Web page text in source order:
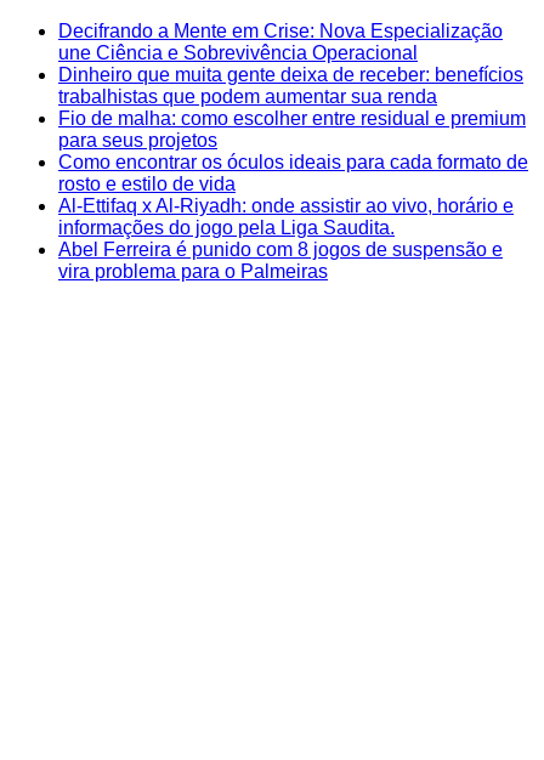
Decifrando a Mente em Crise: Nova Especialização
une Ciência e Sobrevivência Operacional
Dinheiro que muita gente deixa de receber: benefícios
trabalhistas que podem aumentar sua renda
Fio de malha: como escolher entre residual e premium
para seus projetos
Como encontrar os óculos ideais para cada formato de
rosto e estilo de vida
Al-Ettifaq x Al-Riyadh: onde assistir ao vivo, horário e
informações do jogo pela Liga Saudita.
Abel Ferreira é punido com 8 jogos de suspensão e
vira problema para o Palmeiras